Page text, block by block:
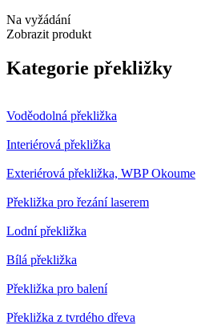
Na vyžádání
Zobrazit produkt
Kategorie překližky
Voděodolná překližka
Interiérová překližka
Exteriérová překližka, WBP Okoume
Překližka pro řezání laserem
Lodní překližka
Bílá překližka
Překližka pro balení
Překližka z tvrdého dřeva